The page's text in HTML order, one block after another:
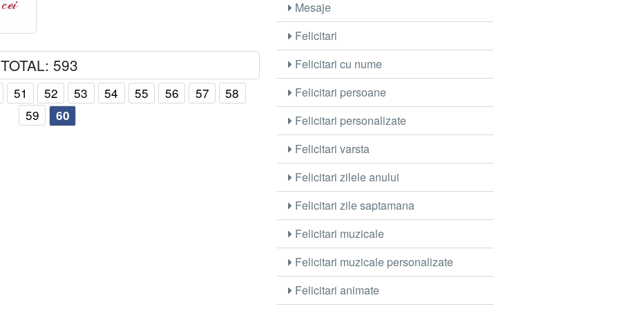
TOTAL: 593
51 52 53 54 55 56 57
58
59
60
Mesaje
Felicitari
Felicitari cu nume
Felicitari persoane
Felicitari personalizate
Felicitari varsta
Felicitari zilele anului
Felicitari zile saptamana
Felicitari muzicale
Felicitari muzicale personalizate
Felicitari animate